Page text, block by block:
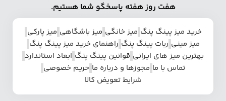
هفت روز هفته پاسخگو شما هستیم.
خرید میز پینگ پنگ میز خانگی میز باشگاهی میز پارکی
میز مینی ربات پینگ پنگ راهنمای خرید میز پینگ پنگ
بهترین میز های ایرانی قوانین پینگ پنگ ابعاد استاندارد
تماس با ما مجوزها و درباره ما حریم خصوصی
شرایط تعویض کالا